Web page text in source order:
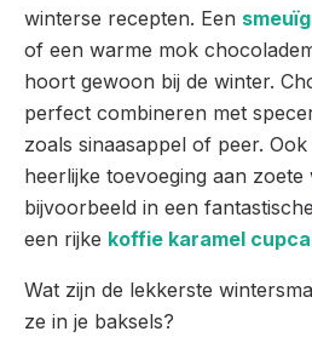
winterse recepten. Een
of een warme mok
hoort gewoon bij de winter.
perfect combineren met
zoals sinaasappel of peer.
heerlijke toevoeging aan
bijvoorbeeld in een fantastische
een rijke koffie karamel
Wat zijn de lekkerste
ze in je baksels?